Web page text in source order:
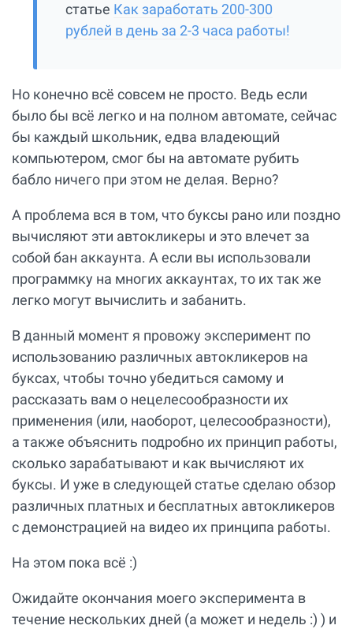
статье Как заработать 200-300
рублей в день за 2-3 часа работы!
Но конечно всё совсем не просто. Ведь если
было бы всё легко и на полном автомате, сейчас
бы каждый школьник, едва владеющий
компьютером, смог бы на автомате рубить
бабло ничего при этом не делая. Верно?
А проблема вся в том, что буксы рано или поздно
вычисляют эти автокликеры и это влечет за
собой бан аккаунта. А если вы использовали
программку на многих аккаунтах, то их так же
легко могут вычислить и забанить.
В данный момент я провожу эксперимент по
использованию различных автокликеров на
буксах, чтобы точно убедиться самому и
рассказать вам о нецелесообразности их
применения (или, наоборот, целесообразности),
а также объяснить подробно их принцип работы,
сколько зарабатывают и как вычисляют их
буксы. И уже в следующей статье сделаю обзор
различных платных и бесплатных автокликеров
с демонстрацией на видео их принципа работы.
На этом пока всё :)
Ожидайте окончания моего эксперимента в
течение нескольких дней (а может и недель :) ) и